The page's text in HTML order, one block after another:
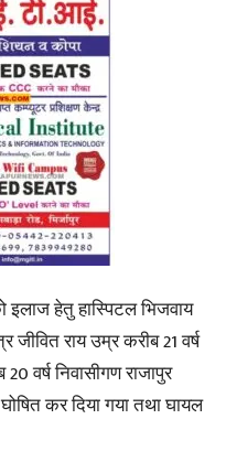
हेतु हास्पिटल भिजवाय
जीवित राय उम्र करीब 21 वर्ष
वर्ष निवासीगण राजापुर
कर दिया गया तथा घायल